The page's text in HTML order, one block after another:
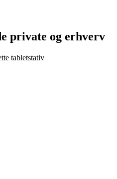
private og erhverv
tabletstativ